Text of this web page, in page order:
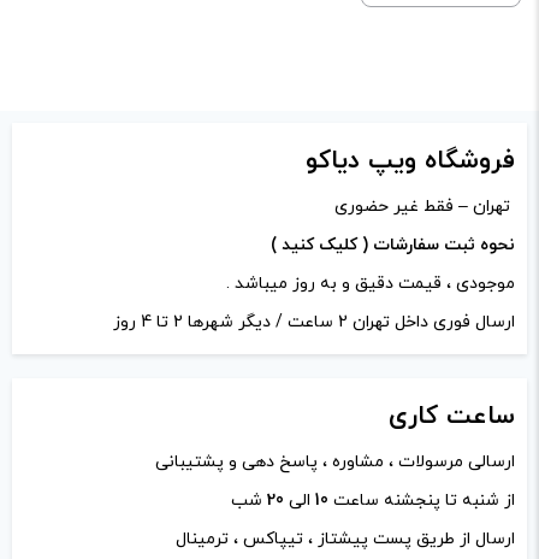
اسموک هست
نشانی ایمیل شما منتشر نخواهد شد.
دیدگاه شما *
فروشگاه ویپ دیاکو
تهران – فقط غیر حضوری
نحوه ثبت سفارشات ( کلیک کنید )
موجودی ، قیمت دقیق و به روز میباشد .
ارسال فوری داخل تهران 2 ساعت / دیگر شهرها 2 تا 4 روز
ساعت کاری
ارسالی مرسولات ، مشاوره ، پاسخ دهی و پشتیبانی
از شنبه تا پنجشنه ساعت 10 الی 20 شب
ارسال از طریق پست پیشتاز ، تیپاکس ، ترمینال